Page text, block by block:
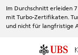
Im Durchschnitt erleiden
mit Turbo-Zertifikaten.
und nicht für langfristige